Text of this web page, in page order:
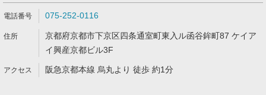
075-252-0116
京都府京都市下京区四条通室町東入ル函谷鉾町87 ケイア
イ興産京都ビル3F
阪急京都本線 烏丸より 徒歩 約1分